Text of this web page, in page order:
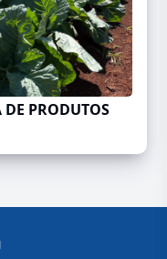
PRODUTOS